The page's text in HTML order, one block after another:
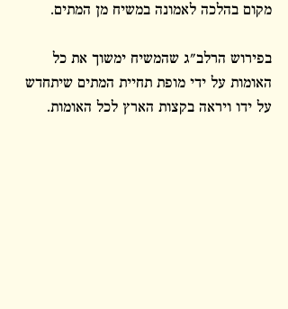
מקום בהלכה לאמונה במשיח מן המתים.
בפירוש הרלב"ג שהמשיח ימשוך את כל
האומות על ידי מופת תחיית המתים שיתחדש
על ידו ויראה בקצות הארץ לכל האומות.